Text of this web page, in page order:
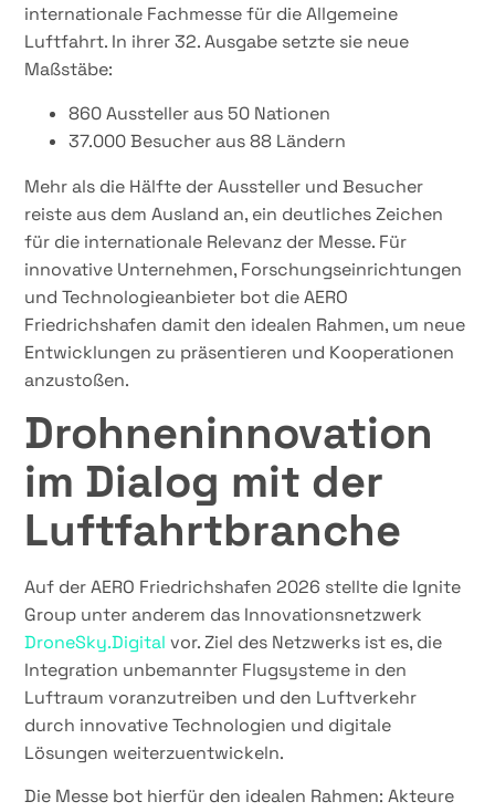
internationale Fachmesse für die Allgemeine
Luftfahrt. In ihrer 32. Ausgabe setzte sie neue
Maßstäbe:
860 Aussteller aus 50 Nationen
37.000 Besucher aus 88 Ländern
Mehr als die Hälfte der Aussteller und Besucher
reiste aus dem Ausland an, ein deutliches Zeichen
für die internationale Relevanz der Messe. Für
innovative Unternehmen, Forschungseinrichtungen
und Technologieanbieter bot die AERO
Friedrichshafen damit den idealen Rahmen, um neue
Entwicklungen zu präsentieren und Kooperationen
anzustoßen.
Drohneninnovation
im Dialog mit der
Luftfahrtbranche
Auf der AERO Friedrichshafen 2026 stellte die Ignite
Group unter anderem das Innovationsnetzwerk
DroneSky.Digital vor. Ziel des Netzwerks ist es, die
Integration unbemannter Flugsysteme in den
Luftraum voranzutreiben und den Luftverkehr
durch innovative Technologien und digitale
Lösungen weiterzuentwickeln.
Die Messe bot hierfür den idealen Rahmen: Akteure